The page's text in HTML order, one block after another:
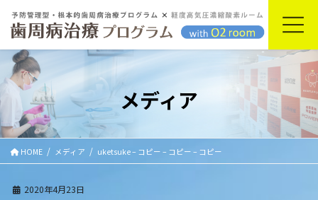
ン
に
動
ー
ョ
に
移
動
メディア
HOME メディア uketsuke – コピー – コピー – コピー
2020年4月23日